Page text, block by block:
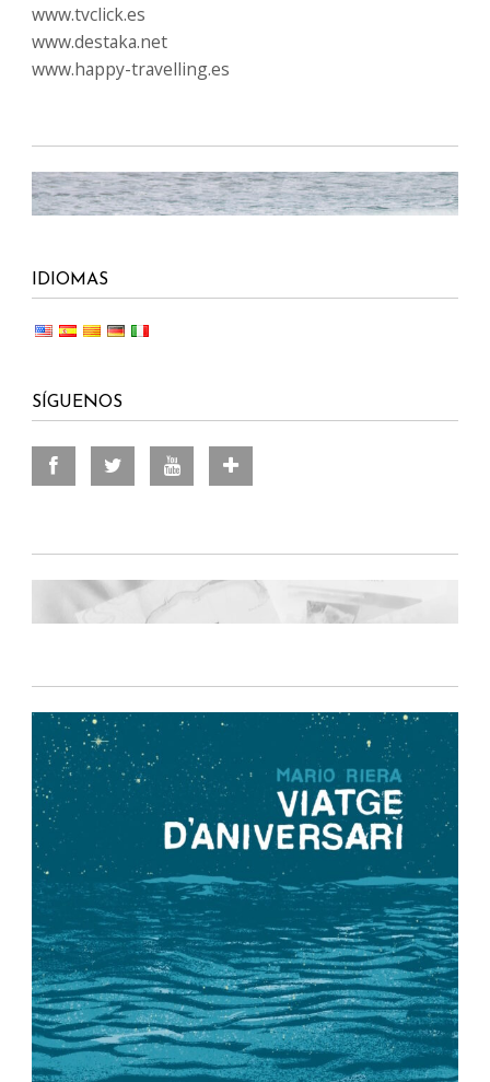
www.tvclick.es
www.destaka.net
www.happy-travelling.es
IDIOMAS
SÍGUENOS